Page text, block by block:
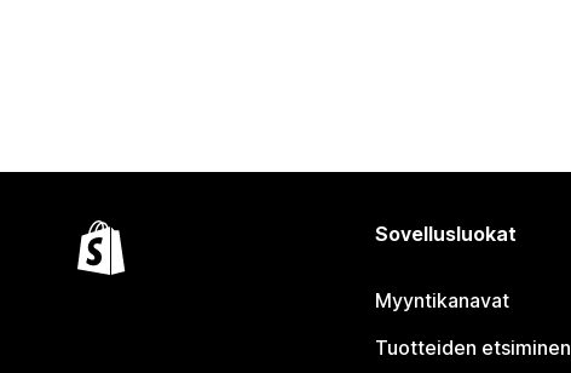
Sovellusluokat
Myyntikanavat
Tuotteiden etsiminen